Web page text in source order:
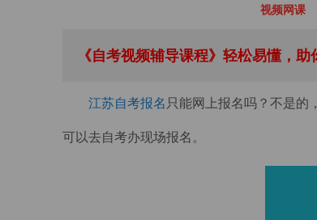
视频网课
《自考视频辅导课程》轻松易懂，
江苏自考报名只能网上报名吗？不是的
可以去自考办现场报名。